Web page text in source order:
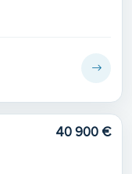
40 900 €